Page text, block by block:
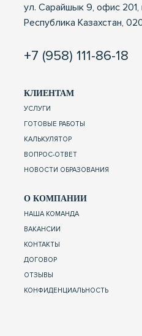
ул. Сарайшык 9, офис 201,
Республика Казахстан,
+7 (958) 111-86-18
КЛИЕНТАМ
УСЛУГИ
ГОТОВЫЕ РАБОТЫ
КАЛЬКУЛЯТОР
ВОПРОС-ОТВЕТ
НОВОСТИ ОБРАЗОВАНИЯ
О КОМПАНИИ
НАША КОМАНДА
ВАКАНСИИ
КОНТАКТЫ
ДОГОВОР
ОТЗЫВЫ
КОНФИДЕНЦИАЛЬНОСТЬ